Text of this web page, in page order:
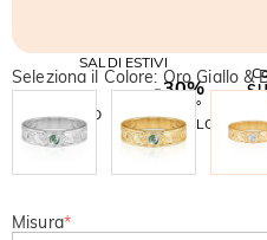
SALDI ESTIVI
-10%
SU TUTTO
-30%
SUL 2°
ARTICOLO
Seleziona il Colore: Oro Giallo &
Misura*